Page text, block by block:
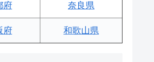
府 奈良県
府 和歌山県